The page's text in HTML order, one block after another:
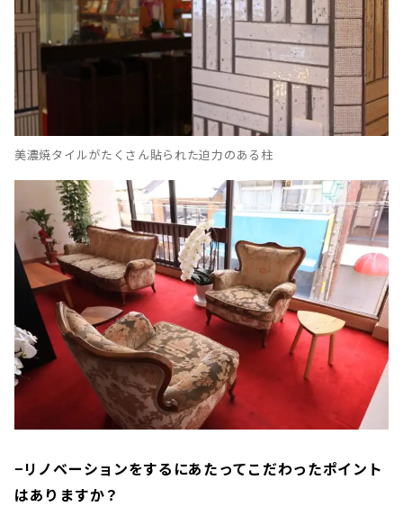
美濃焼タイルがたくさん貼られた迫力のある柱
−リノベーションをするにあたってこだわったポイント
はありますか？